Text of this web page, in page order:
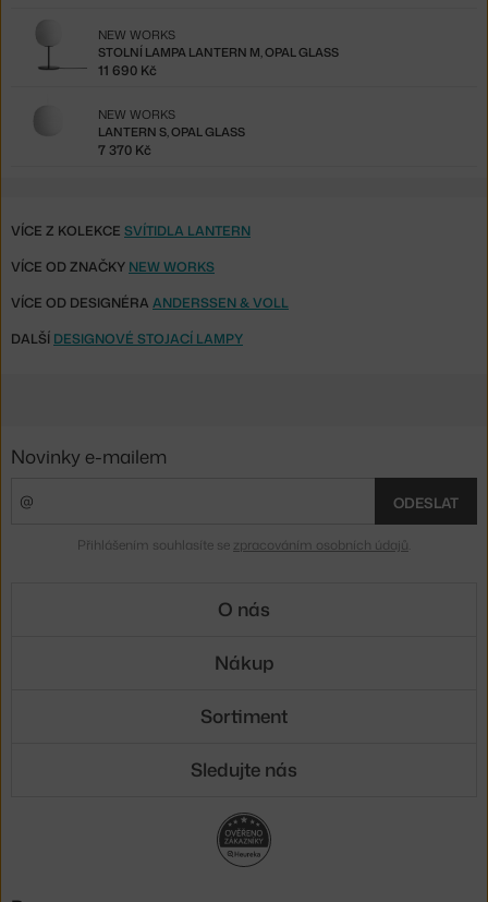
STOLNÍ LAMPA LANTERN M, OPAL GLASS
NEW WORKS
11 690 Kč
LANTERN S, OPAL GLASS
NEW WORKS
7 370 Kč
VÍCE Z KOLEKCE SVÍTIDLA LANTERN
VÍCE OD ZNAČKY NEW WORKS
VÍCE OD DESIGNÉRA ANDERSSEN & VOLL
DALŠÍ DESIGNOVÉ STOJACÍ LAMPY
Novinky e-mailem
ODESLAT
Přihlášením souhlasíte se zpracováním osobních údajů
O nás
Nákup
Sortiment
Sledujte nás